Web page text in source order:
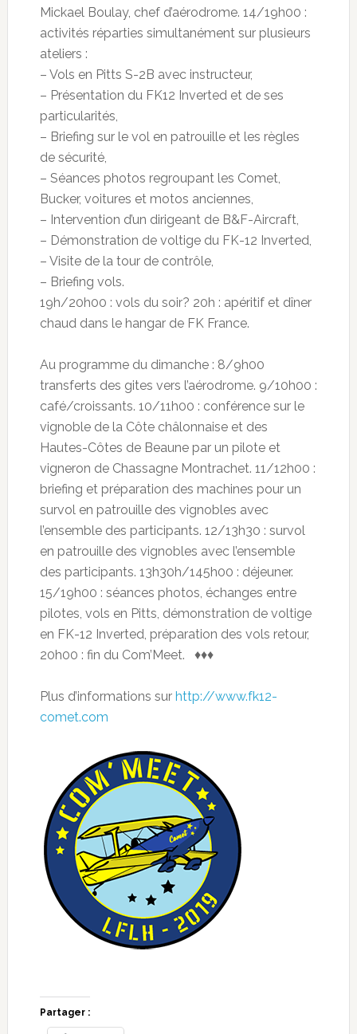
Mickael Boulay, chef d’aérodrome. 14/19h00 :
activités réparties simultanément sur plusieurs
ateliers :
– Vols en Pitts S-2B avec instructeur,
– Présentation du FK12 Inverted et de ses
particularités,
– Briefing sur le vol en patrouille et les règles
de sécurité,
– Séances photos regroupant les Comet,
Bucker, voitures et motos anciennes,
– Intervention d’un dirigeant de B&F-Aircraft,
– Démonstration de voltige du FK-12 Inverted,
– Visite de la tour de contrôle,
– Briefing vols.
19h/20h00 : vols du soir? 20h : apéritif et dîner
chaud dans le hangar de FK France.
Au programme du dimanche : 8/9h00
transferts des gites vers l’aérodrome. 9/10h00 :
café/croissants. 10/11h00 : conférence sur le
vignoble de la Côte châlonnaise et des
Hautes-Côtes de Beaune par un pilote et
vigneron de Chassagne Montrachet. 11/12h00 :
briefing et préparation des machines pour un
survol en patrouille des vignobles avec
l’ensemble des participants. 12/13h30 : survol
en patrouille des vignobles avec l’ensemble
des participants. 13h30h/145h00 : déjeuner.
15/19h00 : séances photos, échanges entre
pilotes, vols en Pitts, démonstration de voltige
en FK-12 Inverted, préparation des vols retour,
20h00 : fin du Com’Meet. ♦♦♦
Plus d’informations sur http://www.fk12-
comet.com
Partager :